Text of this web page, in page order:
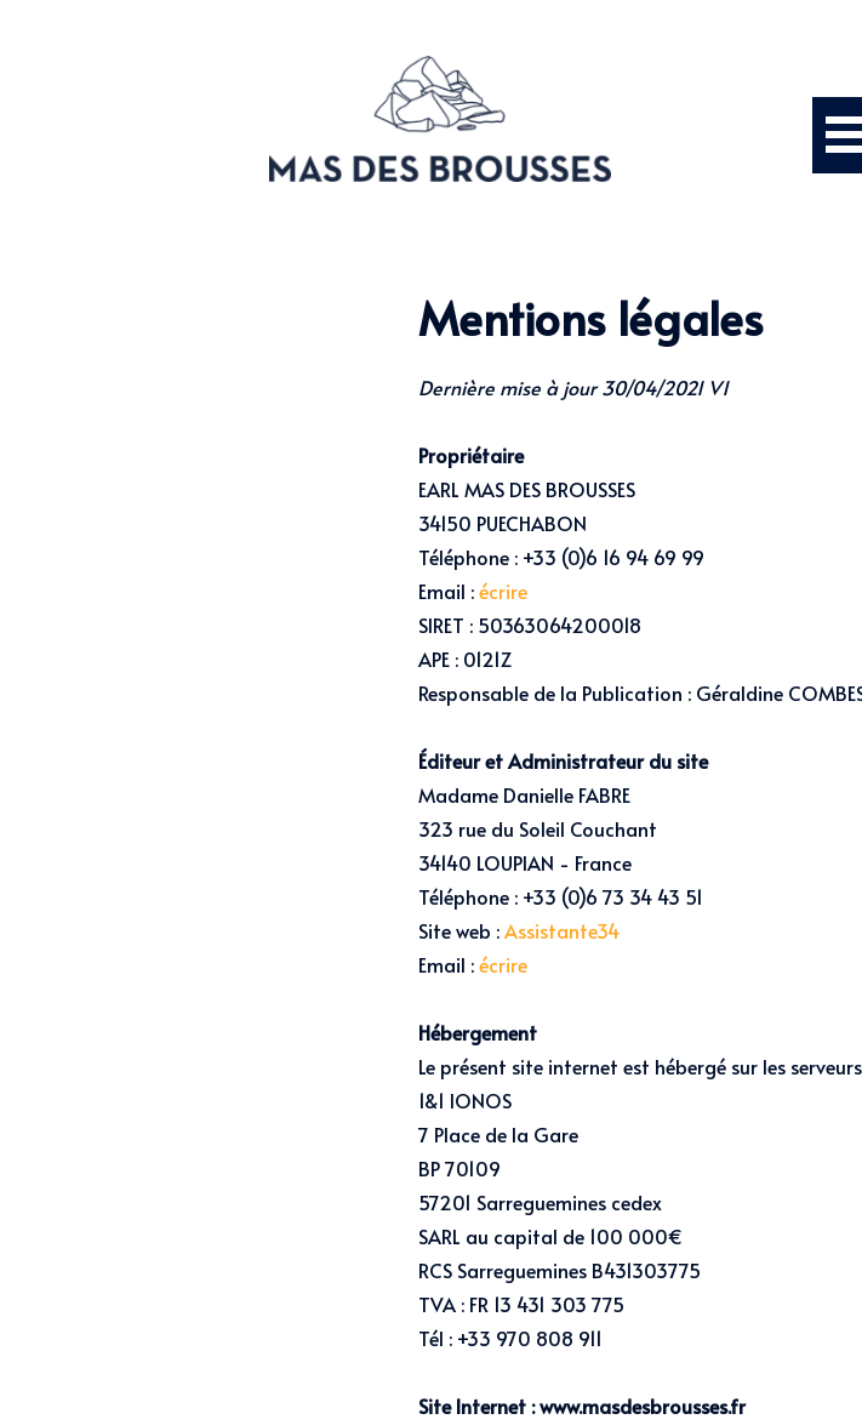
Mentions légales
Dernière mise à jour 30/04/2021 V1
Propriétaire
EARL MAS DES BROUSSES
34150 PUECHABON
Téléphone : +33 (0)6 16 94 69 99
Email :écrire
SIRET : 50363064200018
APE : 0121Z
Responsable de la Publication : Géraldine
Éditeur et Administrateur du site
Madame Danielle FABRE
323 rue du Soleil Couchant
34140 LOUPIAN - France
Téléphone : +33 (0)6 73 34 43 51
Site web :Assistante34
Email :écrire
Hébergement
Le présent site internet est hébergé sur les
1&1 IONOS
7 Place de la Gare
BP 70109
57201 Sarreguemines cedex
SARL au capital de 100 000€
RCS Sarreguemines B431303775
TVA : FR 13 431 303 775
Tél : +33 970 808 911
Site Internet : www.masdesbrousses.fr